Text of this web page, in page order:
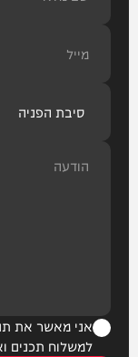
אני מאשר את
למשלוח תכנים